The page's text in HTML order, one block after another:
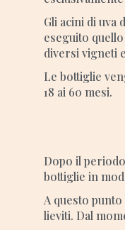
Gli acini di uva
eseguito
diversi vigneti
Le bottiglie
18 ai 60 mesi.
Dopo il
bottiglie in
A questo
lieviti. Dal